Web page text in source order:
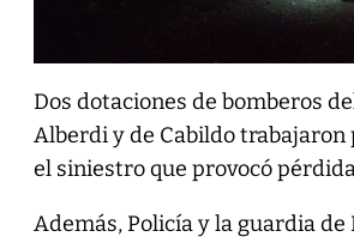
Dos dotaciones de bomberos
Alberdi y de Cabildo
el siniestro que provocó
Además, Policía y la guardia de